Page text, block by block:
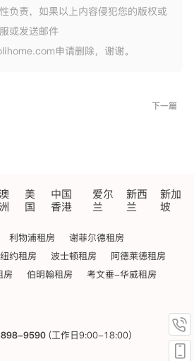
负责，如果以上内容侵犯您的版权或
或发送邮件
申请删除，谢谢。
下一篇
澳
美
国
中国
香港
爱尔
兰
新西
兰
新加
坡
利物浦租房
谢菲尔德租房
纽约租房 波士顿租房
阿德莱德租房
房 伯明翰租房
考文垂-华威租房
9590 (工作日9:00-18:00)